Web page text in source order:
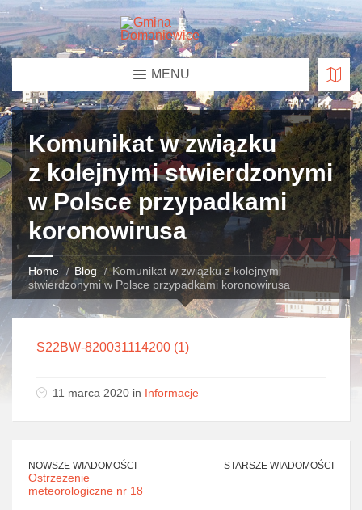
MENU
Komunikat w związku
z kolejnymi stwierdzonymi
w Polsce przypadkami
koronowirusa
Home Blog
Komunikat w związku z kolejnymi
stwierdzonymi w Polsce przypadkami koronowirusa
S22BW-820031114200 (1)
11 marca 2020 in Informacje
NOWSZE WIADOMOŚCI
Ostrzeżenie
meteorologiczne nr 18
STARSZE WIADOMOŚCI